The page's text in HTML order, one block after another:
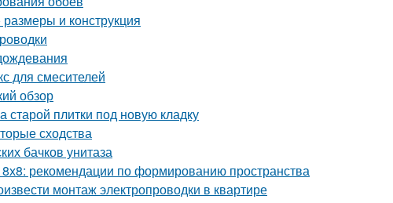
и конструкция
для смесителей
обзор
плитки под новую кладку
сходства
бачков унитаза
рекомендации по формированию пространства
монтаж электропроводки в квартире